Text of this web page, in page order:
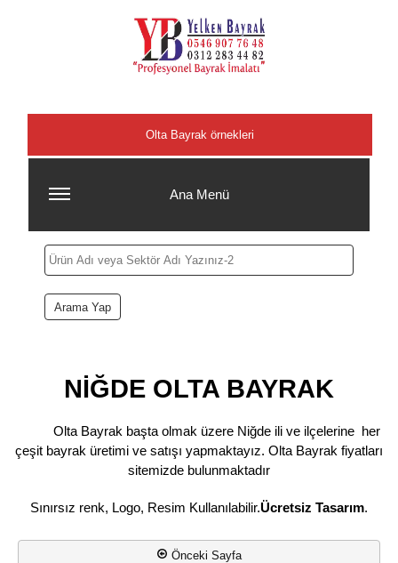
Olta Bayrak örnekleri
Ana Menü
NİĞDE OLTA BAYRAK
Olta Bayrak başta olmak üzere Niğde ili ve ilçelerine her
çeşit bayrak üretimi ve satışı yapmaktayız. Olta Bayrak fiyatları
sitemizde bulunmaktadır
Sınırsız renk, Logo, Resim Kullanılabilir.Ücretsiz Tasarım.
Önceki Sayfa